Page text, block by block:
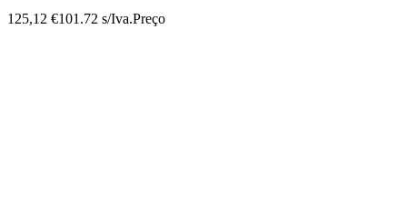
125,12 €101.72 s/Iva.Preço